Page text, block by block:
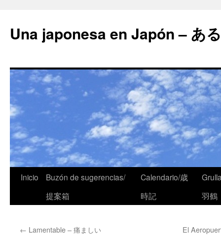
Una japonesa en Japón – あ
Inicio
Buzón de sugerencias/
提案箱
Calendario/歳
時記
羽鶴
← Lamentable – 痛ましい El